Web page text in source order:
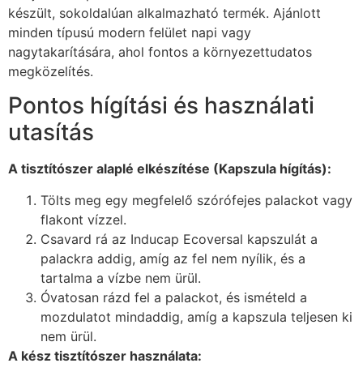
készült, sokoldalúan alkalmazható termék. Ajánlott
minden típusú modern felület napi vagy
nagytakarítására, ahol fontos a környezettudatos
megközelítés.
Pontos hígítási és használati
utasítás
A tisztítószer alaplé elkészítése (Kapszula hígítás):
Tölts meg egy megfelelő szórófejes palackot vagy
flakont vízzel.
Csavard rá az Inducap Ecoversal kapszulát a
palackra addig, amíg az fel nem nyílik, és a
tartalma a vízbe nem ürül.
Óvatosan rázd fel a palackot, és ismételd a
mozdulatot mindaddig, amíg a kapszula teljesen ki
nem ürül.
A kész tisztítószer használata: